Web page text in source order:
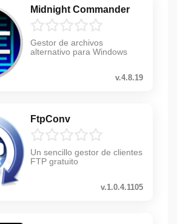
Midnight Commander
Gestor de archivos
alternativo para Windows
v.4.8.19
FtpConv
Un sencillo gestor de clientes
FTP gratuito
v.1.0.4.1105